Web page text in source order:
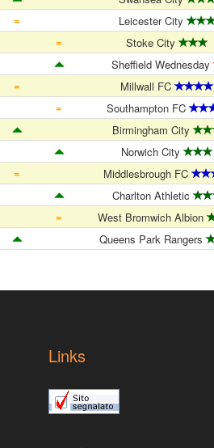
=
Leicester City
=
Stoke City
Sheffield Wednesday
=
Millwall FC
=
Southampton FC
Birmingham City
Norwich City
=
Middlesbrough FC
Charlton Athletic
=
West Bromwich Albion
Queens Park Rangers
Links